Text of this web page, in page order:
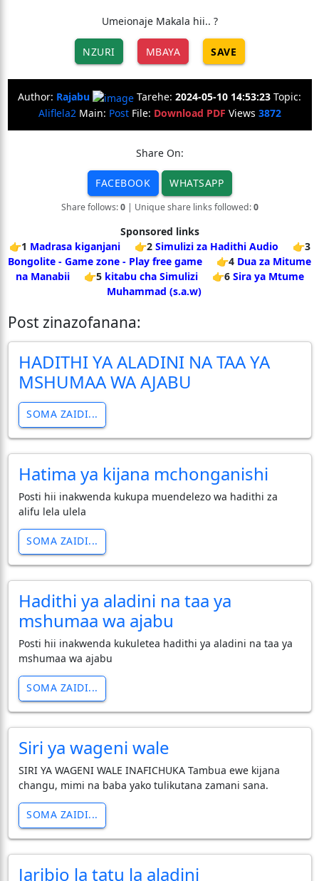
Umeionaje Makala hii.. ?
NZURI MBAYA SAVE
Author: Rajabu Tarehe: 2024-05-10 14:53:23 Topic:
Aliflela2 Main: PostFile: Download PDF Views 3872
Share On:
FACEBOOK WHATSAPP
Share follows:0| Unique share links followed:0
Sponsored links
👉1 Madrasa kiganjani 👉2 Simulizi za Hadithi Audio
👉3
Bongolite - Game zone - Play free game
👉4 Dua za Mitume
na Manabii
👉5 kitabu cha Simulizi 👉6 Sira ya Mtume
Muhammad (s.a.w)
Post zinazofanana:
HADITHI YA ALADINI NA TAA YA
MSHUMAA WA AJABU
SOMA ZAIDI...
Hatima ya kijana mchonganishi
Posti hii inakwenda kukupa muendelezo wa hadithi za
alifu lela ulela
SOMA ZAIDI...
Hadithi ya aladini na taa ya
mshumaa wa ajabu
Posti hii inakwenda kukuletea hadithi ya aladini na taa ya
mshumaa wa ajabu
SOMA ZAIDI...
Siri ya wageni wale
SIRI YA WAGENI WALE INAFICHUKA Tambua ewe kijana
changu, mimi na baba yako tulikutana zamani sana.
SOMA ZAIDI...
Jaribio la tatu la aladini